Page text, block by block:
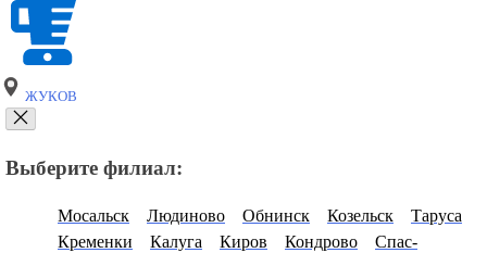
ЖУКОВ
Выберите филиал:
Мосальск Людиново Обнинск Козельск
Таруса
Кременки
Калуга Киров Кондрово
Спас-